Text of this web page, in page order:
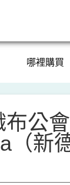
哪裡購買
布公
（新